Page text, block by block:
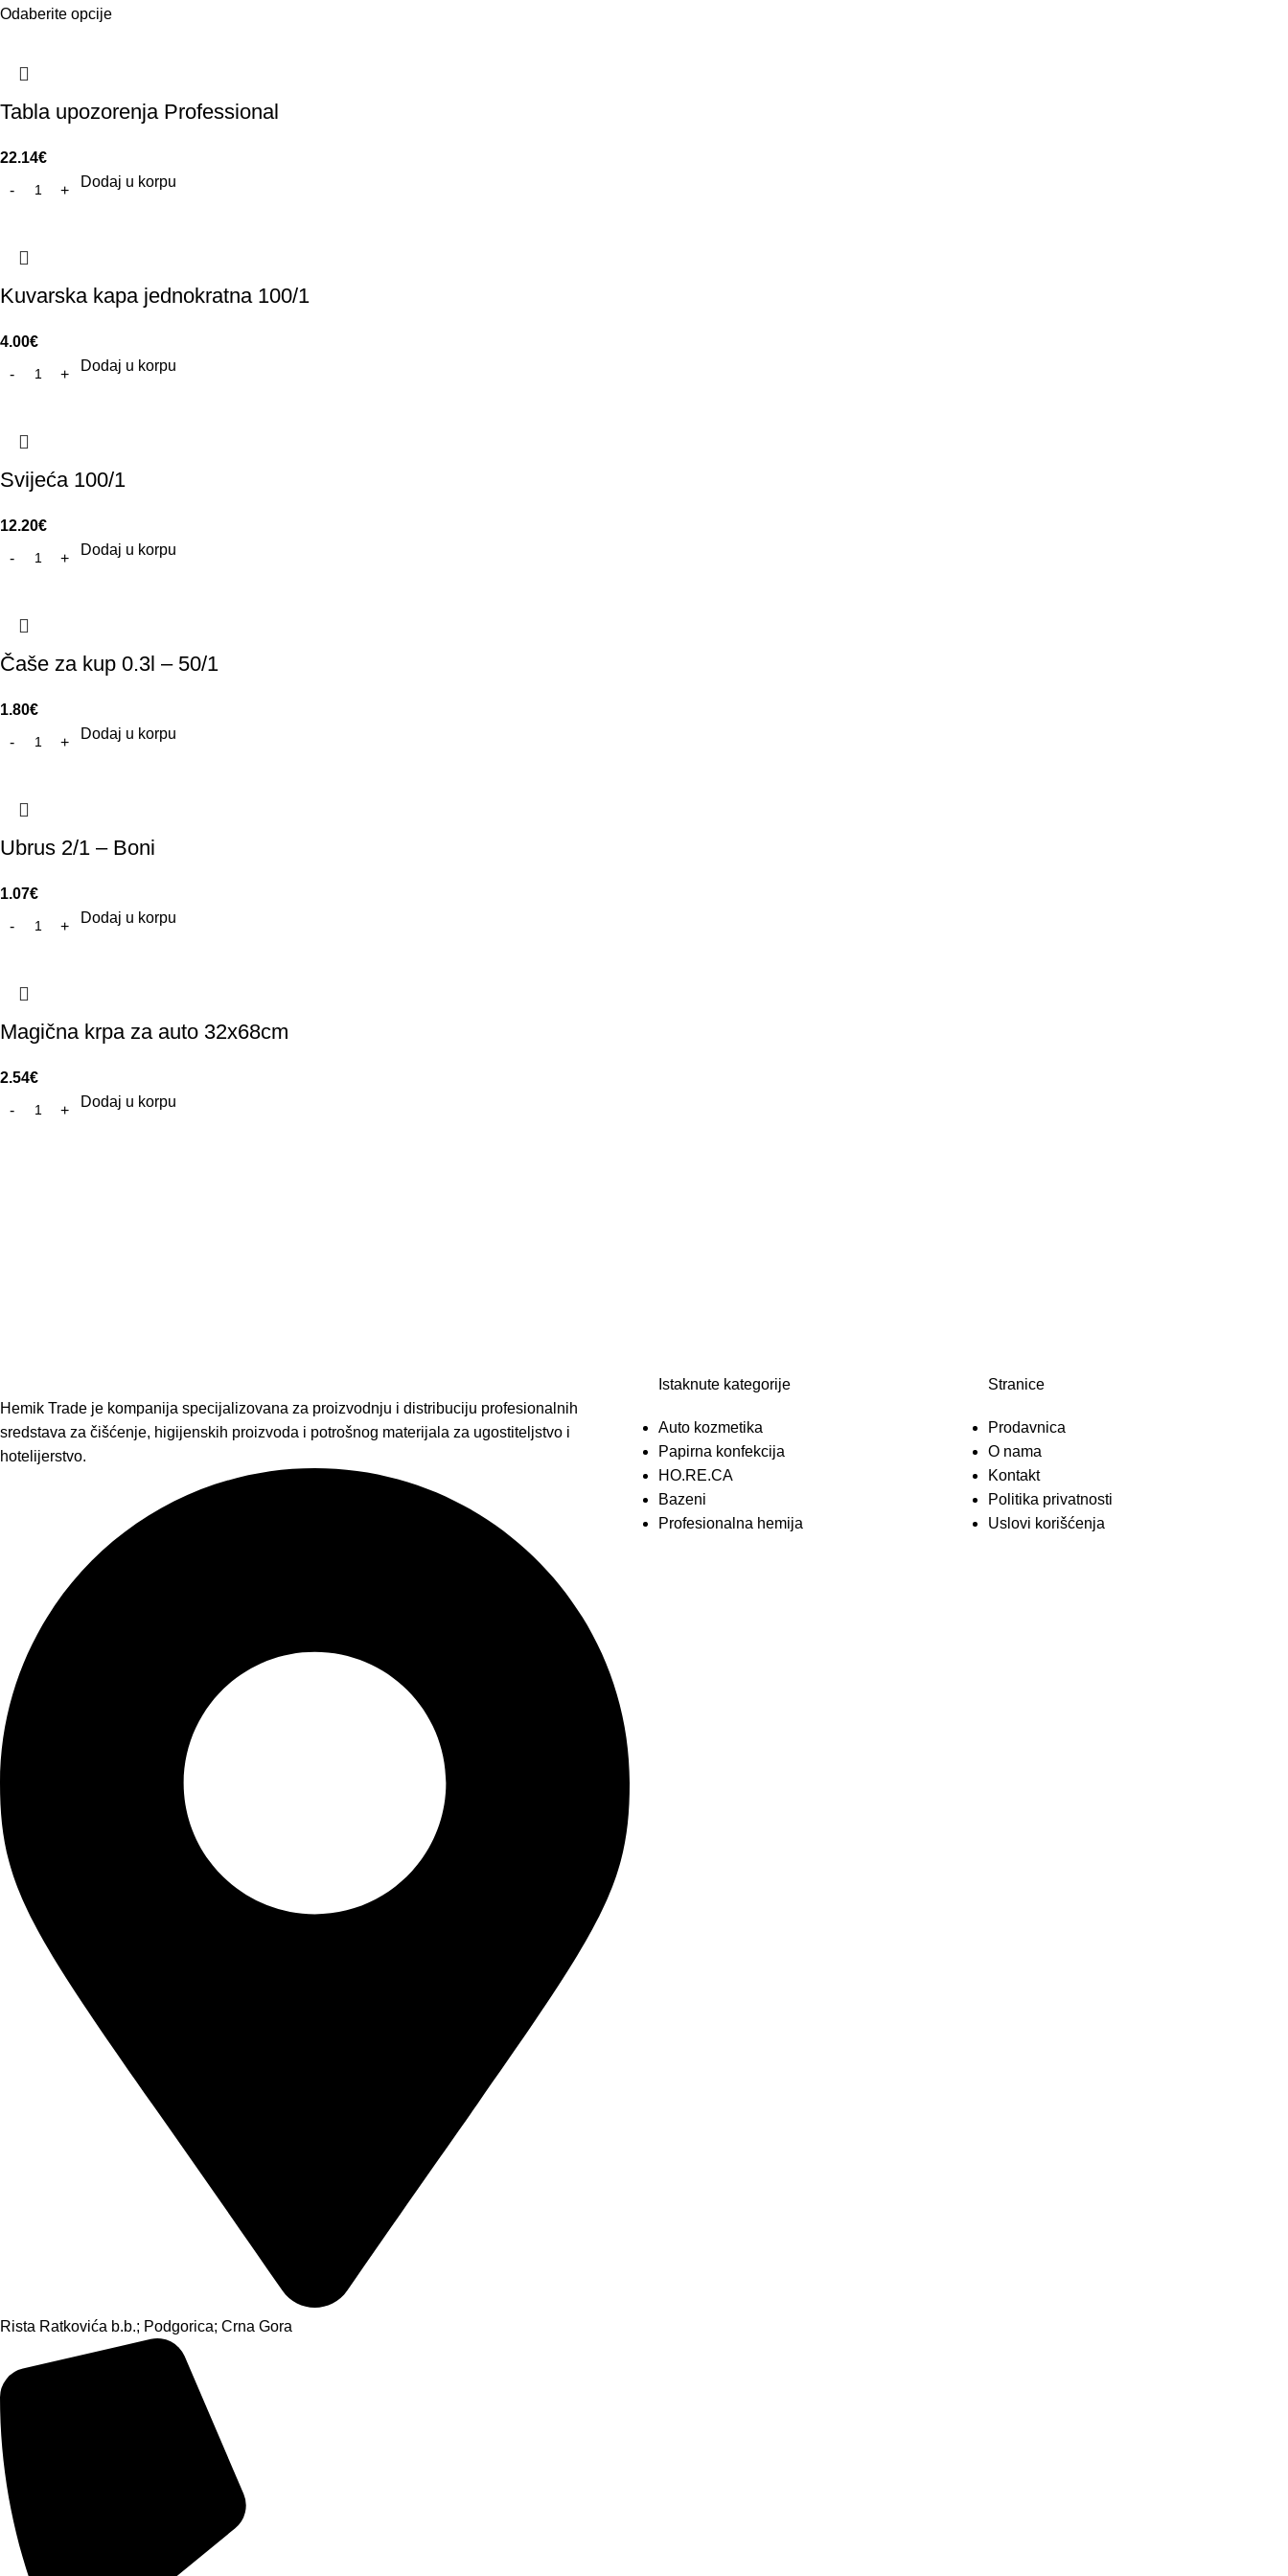
Odaberite opcije
Tabla upozorenja Professional
22.14€
Dodaj u korpu
Kuvarska kapa jednokratna 100/1
4.00€
Dodaj u korpu
Svijeća 100/1
12.20€
Dodaj u korpu
Čaše za kup 0.3l – 50/1
1.80€
Dodaj u korpu
Ubrus 2/1 – Boni
1.07€
Dodaj u korpu
Magična krpa za auto 32x68cm
2.54€
Dodaj u korpu
Hemik Trade je kompanija specijalizovana za proizvodnju i distribuciju profesionalnih
sredstava za čišćenje, higijenskih proizvoda i potrošnog materijala za ugostiteljstvo i
hotelijerstvo.
Rista Ratkovića b.b.; Podgorica; Crna Gora
Istaknute kategorije
Auto kozmetika
Papirna konfekcija
HO.RE.CA
Bazeni
Profesionalna hemija
Stranice
Prodavnica
O nama
Kontakt
Politika privatnosti
Uslovi korišćenja